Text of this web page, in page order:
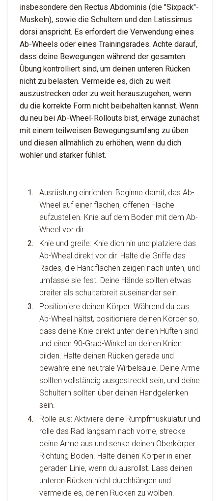
insbesondere den Rectus Abdominis (die "Sixpack"-
Muskeln), sowie die Schultern und den Latissimus
dorsi anspricht. Es erfordert die Verwendung eines
Ab-Wheels oder eines Trainingsrades. Achte darauf,
dass deine Bewegungen während der gesamten
Übung kontrolliert sind, um deinen unteren Rücken
nicht zu belasten. Vermeide es, dich zu weit
auszustrecken oder zu weit herauszugehen, wenn
du die korrekte Form nicht beibehalten kannst. Wenn
du neu bei Ab-Wheel-Rollouts bist, erwäge zunächst
mit einem teilweisen Bewegungsumfang zu üben
und diesen allmählich zu erhöhen, wenn du dich
wohler und stärker fühlst.
Ausrüstung einrichten: Beginne damit, das Ab-
Wheel auf einer flachen, offenen Fläche
aufzustellen. Knie auf dem Boden mit dem Ab-
Wheel vor dir.
Knie und greife: Knie dich hin und platziere das
Ab-Wheel direkt vor dir. Halte die Griffe des
Rades, die Handflächen zeigen nach unten, und
umfasse sie fest. Deine Hände sollten etwas
breiter als schulterbreit auseinander sein.
Positioniere deinen Körper: Während du das
Ab-Wheel hältst, positioniere deinen Körper so,
dass deine Knie direkt unter deinen Hüften sind
und einen 90-Grad-Winkel an deinen Knien
bilden. Halte deinen Rücken gerade und
bewahre eine neutrale Wirbelsäule. Deine Arme
sollten vollständig ausgestreckt sein, und deine
Schultern sollten über deinen Handgelenken
sein.
Rolle aus: Aktiviere deine Rumpfmuskulatur und
rolle das Rad langsam nach vorne, strecke
deine Arme aus und senke deinen Oberkörper
Richtung Boden. Halte deinen Körper in einer
geraden Linie, wenn du ausrollst. Lass deinen
unteren Rücken nicht durchhängen und
vermeide es, deinen Rücken zu wölben.